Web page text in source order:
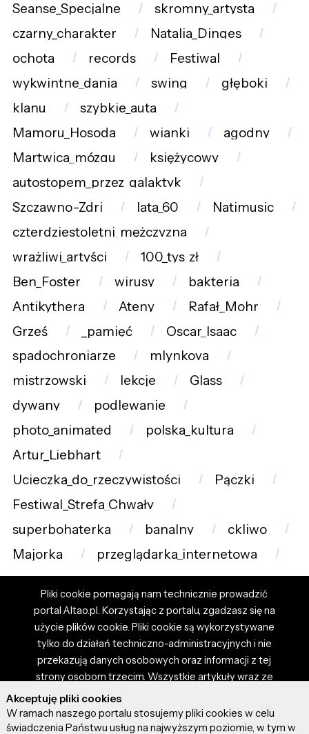
Seanse_Specjalne
skromny_artysta
czarny_charakter
Natalia_Dinges
ochota
records
Festiwal
wykwintne_dania
swing
głęboki
klanu
szybkie_auta
Mamoru_Hosoda
wianki
agodny
Martwica_mózgu
księżycowy
autostopem_przez_galaktyk
Szczawno-Zdrj
lata_60
Natimusic
czterdziestoletni_mężczyzna
wrażliwi_artyści
100_tys_zł
Ben_Foster
wirusy
bakteria
Antikythera
Ateny
Rafał_Mohr
Grześ
_pamięć
Oscar_Isaac
spadochroniarze
mlynkova
mistrzowski
lekcje
Glass
dywany
podlewanie
photo_animated
polska_kultura
Artur_Liebhart
Ucieczka_do_rzeczywistości
Pączki
Festiwal_Strefa_Chwały
superbohaterka
banalny
ckliwo
Majorka
przeglądarka_internetowa
Pliki cookie pomagają nam technicznie prowadzić
portal Altao.pl. Korzystając z portalu, zgadzasz się na
użycie plików cookie. Pliki cookie są wykorzystywane
tylko do działań techniczno-administracyjnych i nie
przekazują danych osobowych oraz informacji z tej
strony osobom trzecim. Wszystkie artykuły wraz ze
zdjęciami i materiałami dostępnymi na portalu są
własnością użytkowników. Administrator i właściciel
portalu nie ponosi odpowiedzialności za tresci
Akceptuję pliki cookies
W ramach naszego portalu stosujemy pliki cookies w celu
świadczenia Państwu usług na najwyższym poziomie, w tym w